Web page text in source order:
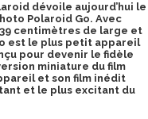
dévoile aujourd’hui le
Polaroid Go. Avec
centimètres de large et
est le plus petit appareil
pour devenir le fidèle
miniature du film
et son film inédit
et le plus excitant du